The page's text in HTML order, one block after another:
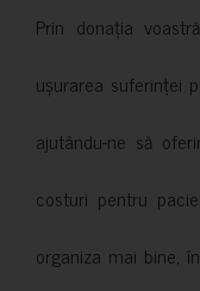
Prin donația
ușurarea suferinței
ajutându-ne să
costuri pentru
organiza mai bine,